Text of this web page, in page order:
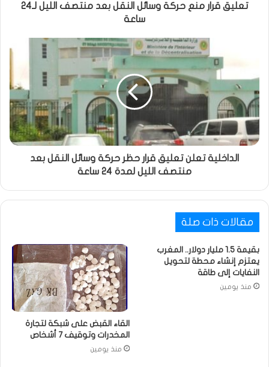
تعليق قرار منع حركة وسائل النقل بعد منتصف الليل لـ24
ساعة
الداخلية تعلن تعليق قرار حظر حركة وسائل النقل بعد
منتصف الليل لمدة 24 ساعة
مقالات ذات صلة
بقيمة 1.5 مليار دولار.. المغرب
يعتزم إنشاء محطة لتحويل
النفايات إلى طاقة
منذ يومين
القاء القبض على شبكة لتجارة
المخدرات وتوقيف 7 أشخاص
منذ يومين